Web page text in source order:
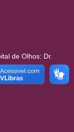
de Olhos: Dr.